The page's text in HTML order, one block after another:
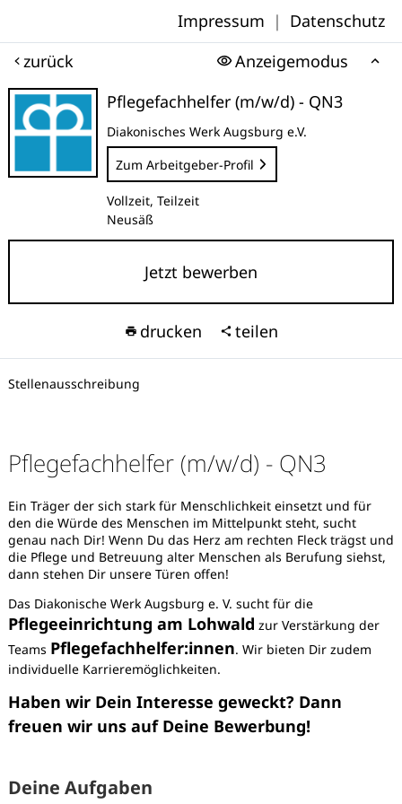
Impressum | Datenschutz
zurück
Anzeigemodus
Pflegefachhelfer (m/w/d) - QN3
Diakonisches Werk Augsburg e.V.
Zum Arbeitgeber-Profil
Vollzeit, Teilzeit
Neusäß
Jetzt bewerben
drucken teilen
Stellenausschreibung
Pflegefachhelfer (m/w/d) - QN3
Ein Träger der sich stark für Menschlichkeit einsetzt und für
den die Würde des Menschen im Mittelpunkt steht, sucht
genau nach Dir! Wenn Du das Herz am rechten Fleck trägst und
die Pflege und Betreuung alter Menschen als Berufung siehst,
dann stehen Dir unsere Türen offen!
Das Diakonische Werk Augsburg e. V. sucht für die
Pflegeeinrichtung am Lohwald zur Verstärkung der
Teams Pflegefachhelfer:innen. Wir bieten Dir zudem
individuelle Karrieremöglichkeiten.
Haben wir Dein Interesse geweckt? Dann
freuen wir uns auf Deine Bewerbung!
Deine Aufgaben